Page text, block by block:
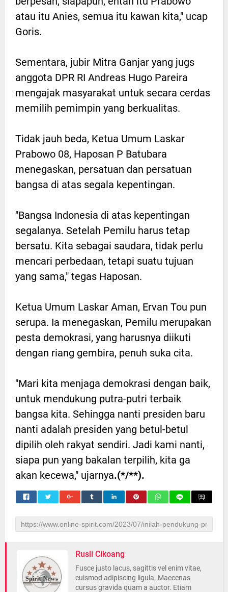
atau itu Anies, semua itu kawan kita," ucap
Goris.
Sementara, jubir Mitra Ganjar yang jugs
anggota DPR RI Andreas Hugo Pareira
mengajak masyarakat untuk secara cerdas
memilih pemimpin yang berkualitas.
Tidak jauh beda, Ketua Umum Laskar
Prabowo 08, Haposan P Batubara
menegaskan, persatuan dan persatuan
bangsa di atas segala kepentingan.
"Bangsa Indonesia di atas kepentingan
segalanya. Setelah Pemilu harus tetap
bersatu. Kita sebagai saudara, tidak perlu
mencari perbedaan, tetapi suatu tujuan
yang sama," tegas Haposan.
Ketua Umum Laskar Aman, Ervan Tou pun
serupa. Ia menegaskan, Pemilu merupakan
pesta demokrasi, yang harusnya diikuti
dengan riang gembira, penuh suka cita.
"Mari kita menjaga demokrasi dengan baik,
untuk mendukung putra-putri terbaik
bangsa kita. Sehingga nanti presiden baru
nanti adalah presiden yang betul-betul
dipilih oleh rakyat sendiri. Jadi kami nanti,
siapa pun yang bakalan terpilih, kita ga
akan kecewa," ujarnya.(*/**).
Rusli Cikoang
Fusce justo lacus, sagittis vel enim vitae,
euismod adipiscing ligula. Maecenas
cursus gravida quam a auctor. Etiam